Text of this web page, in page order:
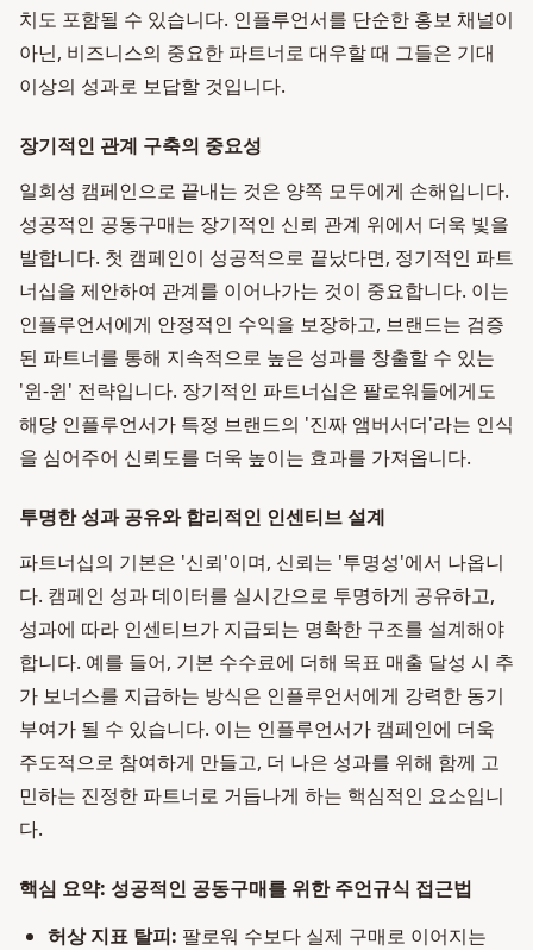
치도 포함될 수 있습니다. 인플루언서를 단순한 홍보 채널이
아닌, 비즈니스의 중요한 파트너로 대우할 때 그들은 기대
이상의 성과로 보답할 것입니다.
장기적인 관계 구축의 중요성
일회성 캠페인으로 끝내는 것은 양쪽 모두에게 손해입니다.
성공적인 공동구매는 장기적인 신뢰 관계 위에서 더욱 빛을
발합니다. 첫 캠페인이 성공적으로 끝났다면, 정기적인 파트
너십을 제안하여 관계를 이어나가는 것이 중요합니다. 이는
인플루언서에게 안정적인 수익을 보장하고, 브랜드는 검증
된 파트너를 통해 지속적으로 높은 성과를 창출할 수 있는
'윈-윈' 전략입니다. 장기적인 파트너십은 팔로워들에게도
해당 인플루언서가 특정 브랜드의 '진짜 앰버서더'라는 인식
을 심어주어 신뢰도를 더욱 높이는 효과를 가져옵니다.
투명한 성과 공유와 합리적인 인센티브 설계
파트너십의 기본은 '신뢰'이며, 신뢰는 '투명성'에서 나옵니
다. 캠페인 성과 데이터를 실시간으로 투명하게 공유하고,
성과에 따라 인센티브가 지급되는 명확한 구조를 설계해야
합니다. 예를 들어, 기본 수수료에 더해 목표 매출 달성 시 추
가 보너스를 지급하는 방식은 인플루언서에게 강력한 동기
부여가 될 수 있습니다. 이는 인플루언서가 캠페인에 더욱
주도적으로 참여하게 만들고, 더 나은 성과를 위해 함께 고
민하는 진정한 파트너로 거듭나게 하는 핵심적인 요소입니
다.
핵심 요약: 성공적인 공동구매를 위한 주언규식 접근법
허상 지표 탈피: 팔로워 수보다 실제 구매로 이어지는